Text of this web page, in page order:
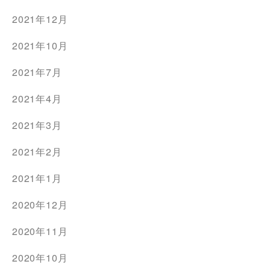
2021年12月
2021年10月
2021年7月
2021年4月
2021年3月
2021年2月
2021年1月
2020年12月
2020年11月
2020年10月